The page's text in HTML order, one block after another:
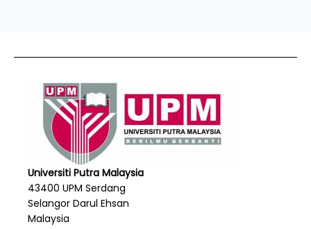
Universiti Putra Malaysia
43400 UPM Serdang
Selangor Darul Ehsan
Malaysia